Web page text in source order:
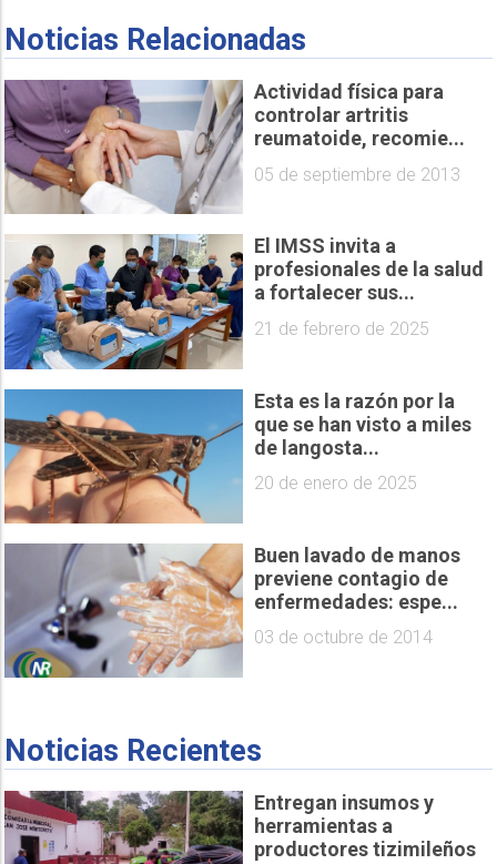
Noticias Relacionadas
Actividad física para
controlar artritis
reumatoide, recomie...
05 de septiembre de 2013
El IMSS invita a
profesionales de la salud
a fortalecer sus...
21 de febrero de 2025
Esta es la razón por la
que se han visto a miles
de langosta...
20 de enero de 2025
Buen lavado de manos
previene contagio de
enfermedades: espe...
03 de octubre de 2014
Noticias Recientes
Entregan insumos y
herramientas a
productores tizimileños